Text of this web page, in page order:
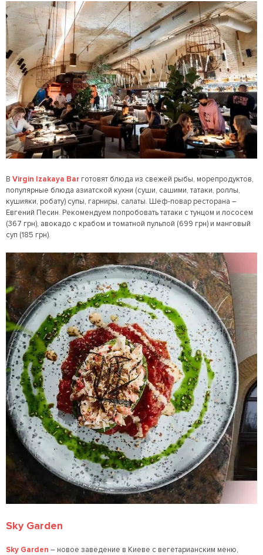
В Virgin Izakaya Bar готовят блюда из свежей рыбы, морепродуктов,
популярные блюда азиатской кухни (суши, сашими, татаки, роллы,
кушияки, робату) супы, гарниры, салаты. Шеф-повар ресторана –
Евгений Песин. Рекомендуем попробовать татаки с тунцом и лососем
(367 грн), авокадо с крабом и томатной пульпой (699 грн) и манговый
суп (185 грн).
Sky Garden
Sky Garden – новое заведение в Киеве с вегетарианским меню,